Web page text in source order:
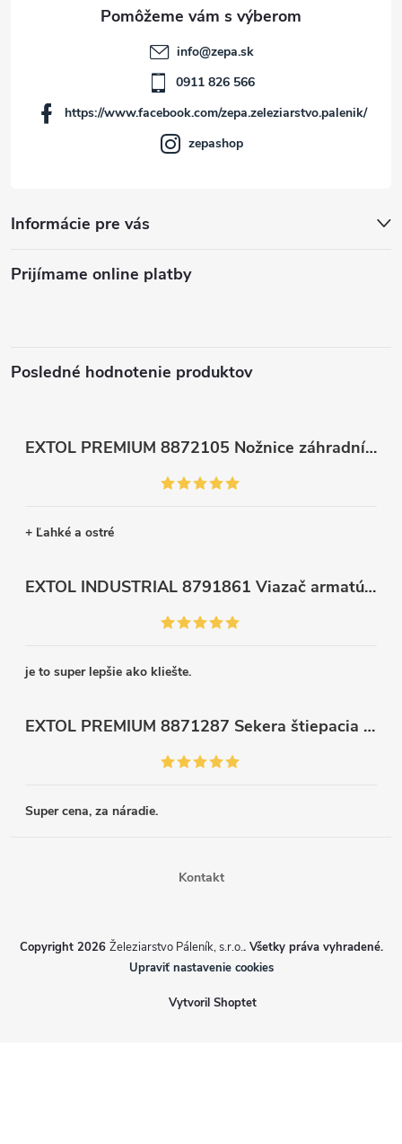
Informácie pre vás
info@zepa.sk
0911 826 566
https://www.facebook.com/zepa.zeleziarstvo.palenik/
zepashop
Prijímame online platby
Posledné hodnotenie produktov
EXTOL PREMIUM 8872105 Nožnice záhradnícke dlhé úzke, 200mm, max. prestrih Ø6mm
+ Ľahké a ostré
EXTOL INDUSTRIAL 8791861 Viazač armatúr aku Share20V, bez aku, drôt 0,8mm, oko 8-34mm, bezuhlíkový motor
je to super lepšie ako kliešte.
EXTOL PREMIUM 8871287 Sekera štiepacia 3500g, nylónová násada 910mm
Super cena, za náradie.
Kontakt
Vytvoril Shoptet
Copyright 2026 Železiarstvo Páleník, s.r.o.. Všetky práva vyhradené.
Upraviť nastavenie cookies